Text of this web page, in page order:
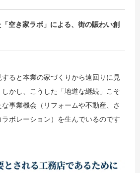
空き家ラボ」による、街の賑わい創
ると本業の家づくりから遠回りに見
かし、こうした「地道な継続」こそ
事業機会（リフォームや不動産、さ
ボレーション）を生んでいるのです